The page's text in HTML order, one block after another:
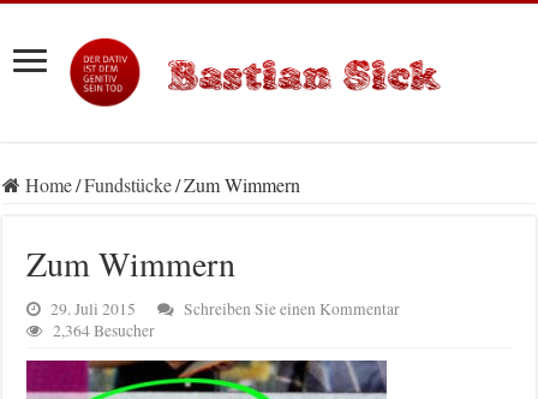
Home/Fundstücke/Zum Wimmern
Zum Wimmern
29. Juli 2015
Schreiben Sie einen Kommentar
2,364 Besucher